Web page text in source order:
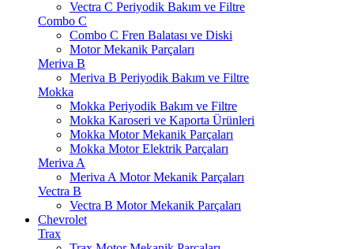
Vectra C Periyodik Bakım ve Filtre
Combo C
Combo C Fren Balatası ve Diski
Motor Mekanik Parçaları
Meriva B
Meriva B Periyodik Bakım ve Filtre
Mokka
Mokka Periyodik Bakım ve Filtre
Mokka Karoseri ve Kaporta Ürünleri
Mokka Motor Mekanik Parçaları
Mokka Motor Elektrik Parçaları
Meriva A
Meriva A Motor Mekanik Parçaları
Vectra B
Vectra B Motor Mekanik Parçaları
Chevrolet
Trax